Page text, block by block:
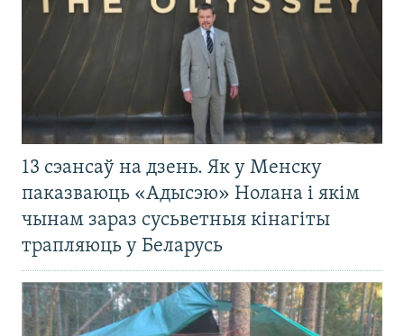
13 сэансаў на дзень. Як у Менску
паказваюць «Адысэю» Нолана і якім
чынам зараз сусьветныя кінагіты
трапляюць у Беларусь